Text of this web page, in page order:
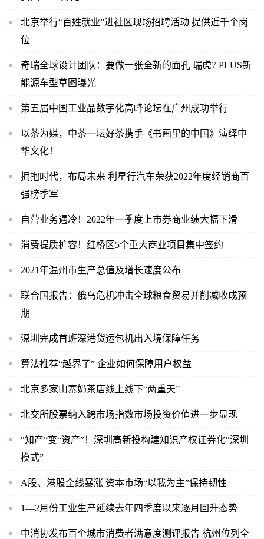
北京举行“百姓就业”进社区现场招聘活动 提供近千个岗
位
奇瑞全球设计团队：要做一张全新的面孔 瑞虎7 PLUS新
能源车型草图曝光
第五届中国工业品数字化高峰论坛在广州成功举行
以茶为媒，中茶一坛好茶携手《书画里的中国》演绎中
华文化！
拥抱时代，布局未来 利星行汽车荣获2022年度经销商百
强榜季军
自营业务遇冷！2022年一季度上市券商业绩大幅下滑
消费提质扩容！红桥区5个重大商业项目集中签约
2021年温州市生产总值及增长速度公布
联合国报告：俄乌危机冲击全球粮食贸易并削减收成预
期
深圳完成首班深港货运包机出入境保障任务
算法推荐“越界了” 企业如何保障用户权益
北京多家山寨奶茶店线上线下“两重天”
北交所股票纳入跨市场指数市场投资价值进一步显现
“知产”变“资产”！深圳高新投构建知识产权证券化“深圳
模式”
A股、港股全线暴涨 资本市场“以我为主”保持韧性
1—2月份工业生产延续去年四季度以来逐月回升态势
中消协发布百个城市消费者满意度测评报告 杭州位列全